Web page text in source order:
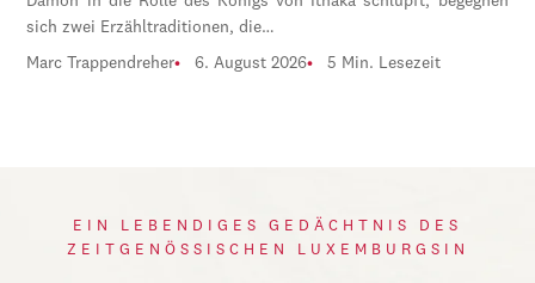
sich zwei Erzähltraditionen, die…
Marc Trappendreher 6. August 2026 5 Min. Lesezeit
EIN LEBENDIGES GEDÄCHTNIS DES
ZEITGENÖSSISCHEN LUXEMBURGSIN